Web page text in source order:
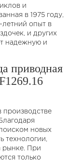
и
в 1975 году,
летний опыт в
и других
надежную и
приводная
производстве
новых
технологии,
рынке. При
только